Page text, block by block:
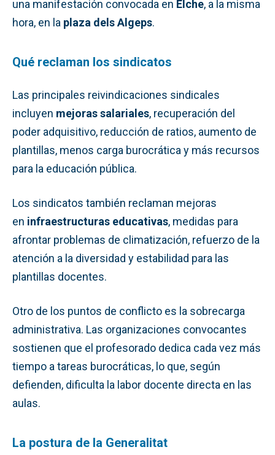
una manifestación convocada en Elche, a la misma
hora, en la plaza dels Algeps.
Qué reclaman los sindicatos
Las principales reivindicaciones sindicales
incluyen mejoras salariales, recuperación del
poder adquisitivo, reducción de ratios, aumento de
plantillas, menos carga burocrática y más recursos
para la educación pública.
Los sindicatos también reclaman mejoras
en infraestructuras educativas, medidas para
afrontar problemas de climatización, refuerzo de la
atención a la diversidad y estabilidad para las
plantillas docentes.
Otro de los puntos de conflicto es la sobrecarga
administrativa. Las organizaciones convocantes
sostienen que el profesorado dedica cada vez más
tiempo a tareas burocráticas, lo que, según
defienden, dificulta la labor docente directa en las
aulas.
La postura de la Generalitat